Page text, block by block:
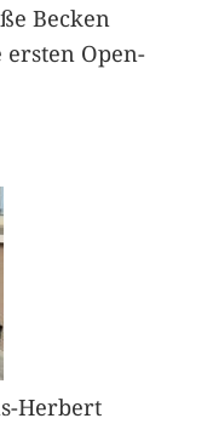
Becken
Open-
Herbert